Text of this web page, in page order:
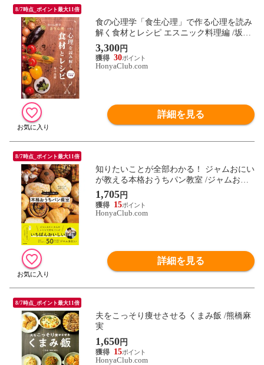
8/7時点_ポイント最大11倍
食の心理学「食生心理」で作る心理を読み
解く食材とレシピ エスニック料理編 /坂口
烈緒
3,300円
30
HonyaClub.com
詳細を見る
8/7時点_ポイント最大11倍
知りたいことが全部わかる！ ジャムおにい
が教える本格おうちパン教室 /ジャムおに
い
1,705円
15
HonyaClub.com
詳細を見る
8/7時点_ポイント最大11倍
夫をこっそり痩せさせる くまみ飯 /熊橋麻
実
1,650円
15
HonyaClub.com